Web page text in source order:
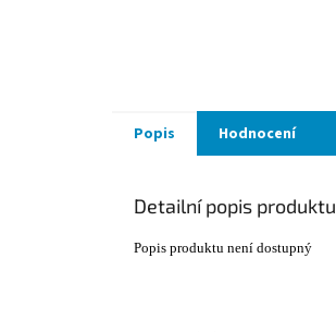
Popis Hodnocení
Detailní popis produktu
Popis produktu není dostupný